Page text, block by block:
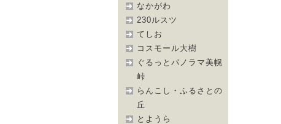
なかがわ
230ルスツ
てしお
コスモール大樹
ぐるっとパノラマ美幌
峠
らんこし・ふるさとの
丘
とようら